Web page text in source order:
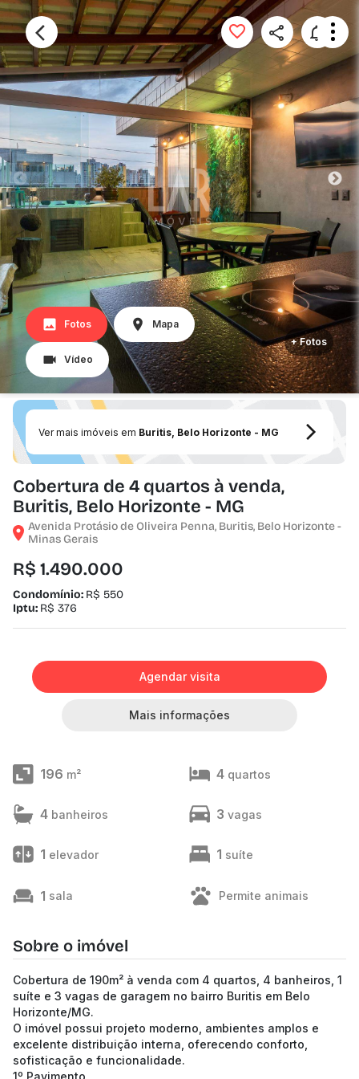
Fotos Mapa
Vídeo
+ Fotos
Ver mais imóveis em Buritis, Belo Horizonte - MG
Cobertura de 4 quartos à venda,
Buritis, Belo Horizonte - MG
Avenida Protásio de Oliveira Penna, Buritis, Belo Horizonte -
Minas Gerais
R$ 1.490.000
Condomínio: R$ 550
Iptu: R$ 376
Agendar visita
Mais informações
196 m² 4 quartos
4 banheiros 3 vagas
1 elevador 1 suíte
1 sala Permite animais
Sobre o imóvel
Cobertura de 190m² à venda com 4 quartos, 4 banheiros, 1
suíte e 3 vagas de garagem no bairro Buritis em Belo
Horizonte/MG.
O imóvel possui projeto moderno, ambientes amplos e
excelente distribuição interna, oferecendo conforto,
sofisticação e funcionalidade.
1º Pavimento